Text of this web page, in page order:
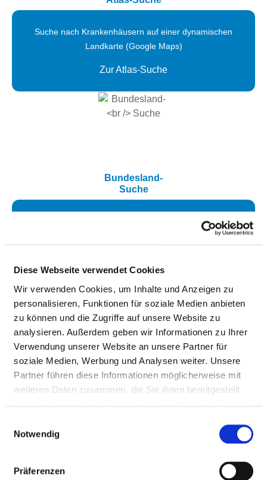
Diese Webseite verwendet Cookies
Wir verwenden Cookies, um Inhalte und Anzeigen zu
personalisieren, Funktionen für soziale Medien anbieten
zu können und die Zugriffe auf unsere Website zu
analysieren. Außerdem geben wir Informationen zu Ihrer
Verwendung unserer Website an unsere Partner für
soziale Medien, Werbung und Analysen weiter. Unsere
Partner führen diese Informationen möglicherweise mit
weiteren Daten zusammen, die Sie ihnen bereitgestellt
Notwendig
Präferenzen
Suche nach Krankenhäusern auf einer dynamischen
Landkarte (Google Maps)
Zur Atlas-Suche
Bundesland-
Suche
Suche nach Krankenhäusern eines bestimmten
Barrierefreie-
Suche